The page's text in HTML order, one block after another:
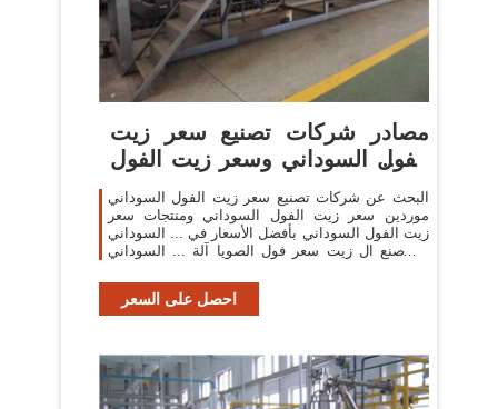
مصادر شركات تصنيع سعر زيت
الفول السوداني وسعر زيت الفول
...
البحث عن شركات تصنيع سعر زيت الفول السوداني
موردين سعر زيت الفول السوداني ومنتجات سعر
زيت الفول السوداني بأفضل الأسعار في ... السوداني
آلة صنع ال زيت سعر فول الصويا آلة ... السوداني
احصل على السعر